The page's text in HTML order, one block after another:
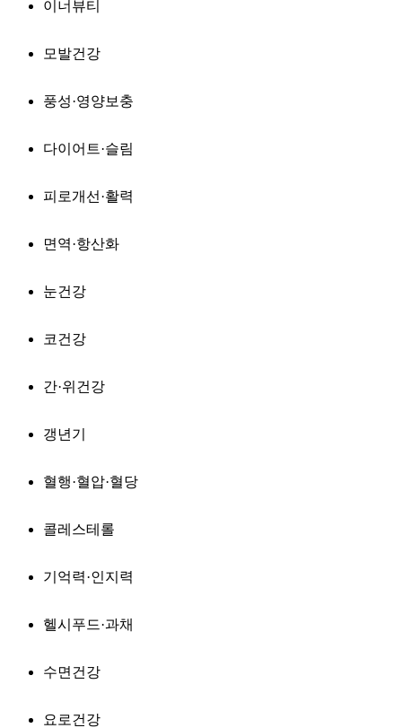
이너뷰티
모발건강
풍성·영양보충
다이어트·슬림
피로개선·활력
면역·항산화
눈건강
코건강
간·위건강
갱년기
혈행·혈압·혈당
콜레스테롤
기억력·인지력
헬시푸드·과채
수면건강
요로건강